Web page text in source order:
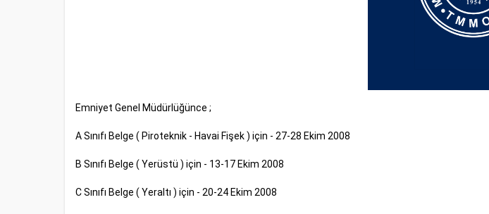
Emniyet Genel Müdürlüğünce ;
A Sınıfı Belge ( Piroteknik - Havai Fişek ) için - 27-28 Ekim 2008
B Sınıfı Belge ( Yerüstü ) için - 13-17 Ekim 2008
C Sınıfı Belge ( Yeraltı ) için - 20-24 Ekim 2008